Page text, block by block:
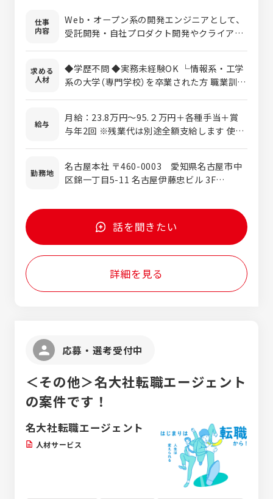
仕事
内容
Web・オープン系の開発エンジニアとして、
受託開発・自社プロダクト開発やクライアン
せします。なお配属先は担当営業との面談を
通してあなたのスキルを磨けるプロジェクト
を相談しながら決定します。 ……各案件の特
長…… 【1】受託開発案件 自社のチームで「製
造業向けのSaaS型Webアプリケーション」
産など、幅広い取引先のご依頼に対応しま
す。 【2】自社プロダクト開発 グループ各社と
わります。例えば、製造業務向けの電子日報
システム『HiConnex（ハイコネックス）』の
他、社員教育システムなどを開発していま
す。 【3】クライアント先案件 大手メーカーや
大手SIerを中心とした取引のため、要件定義
や設計といった上流工程をはじめ、開発・運
用・保守など幅広いフェーズの案件がありま
求める
人材
◆学歴不問 ◆実務未経験OK └情報系・工学
系の大学（専門学校）を卒業された方 職業訓練
◆エンジニアとして設計・開発経験のある方
└技術のプロとしてご活躍されてきた、
PG・SEの方も プロジェクトの推進力として
ご活躍されてきた、PL・PMの方も それぞれ
が気持ちよくご活躍できる場を提供します！
験を活かし、まだまだ現役で技術を磨きたい
方 ・最新技術（クラウド・AIなど）にも挑戦し
てみたい方 ・安定した環境で、腰を据えて働
きたい方
給与
月給：23.8万円～95.２万円＋各種手当＋賞
与年2回 ※残業代は別途全額支給します 使用
勤務地
名古屋本社 〒460-0003 愛知県名古屋市中
区錦一丁目5-11 名古屋伊藤忠ビル 3F
141-0032 東京都品川区大崎1-6-1 TOC大
崎ビル18F または「東海・関東・関西のクラ
イアント先」 ※勤務地は希望を考慮し、決定
します。 ※転勤はありません。
話を聞きたい
詳細を見る
応募・選考受付中
＜その他＞名大社転職エージェント
の案件です！
名大社転職エージェント
人材サービス